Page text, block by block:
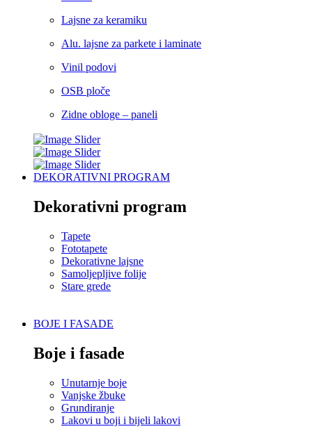
Lajsne za keramiku
Alu. lajsne za parkete i laminate
Vinil podovi
OSB ploče
Zidne obloge – paneli
DEKORATIVNI PROGRAM
Dekorativni program
Tapete
Fototapete
Dekorativne lajsne
Samoljepljive folije
Stare grede
BOJE I FASADE
Boje i fasade
Unutarnje boje
Vanjske žbuke
Grundiranje
Lakovi u boji i bijeli lakovi